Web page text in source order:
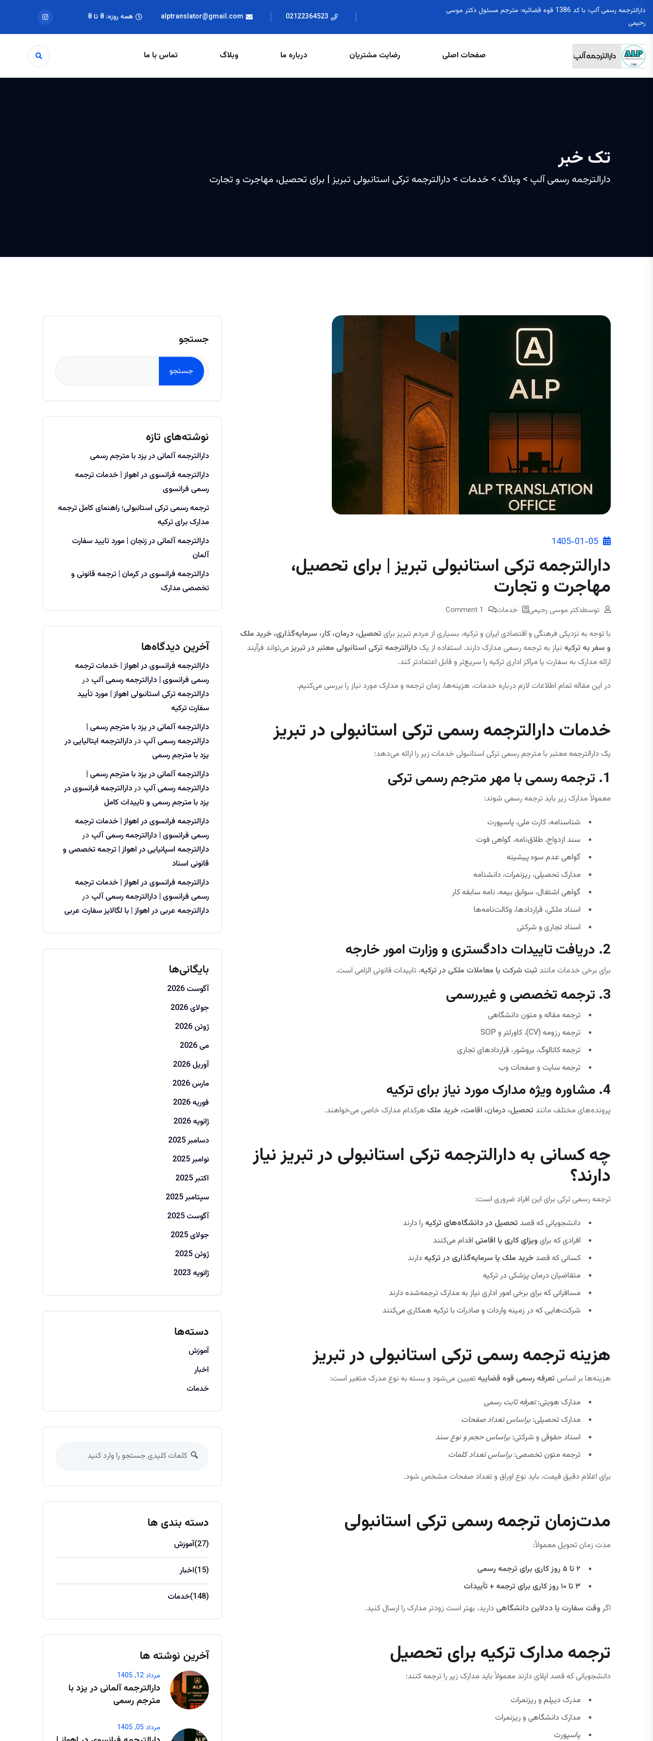
دارالترجمه رسمی آلپ: با کد 1386 قوه قضائیه: مترجم مسئول دکتر موسی
رحیمی
02122364523
alptranslator@gmail.com همه روزه: 8 تا 8
صفحات اصلی رضایت مشتریان درباره ما وبلاگ تماس با ما
تک خبر
دارالترجمه رسمی آلپ > وبلاگ > خدمات > دارالترجمه ترکی استانبولی تبریز | برای تحصیل، مهاجرت و تجارت
1405-01-05
دارالترجمه ترکی استانبولی تبریز | برای تحصیل،
مهاجرت و تجارت
توسطدکتر موسی رحیمی خدمات 1 Comment
با توجه به نزدیکی فرهنگی و اقتصادی ایران و ترکیه، بسیاری از مردم تبریز برای تحصیل، درمان، کار، سرمایه‌گذاری، خرید ملک
و سفر به ترکیه نیاز به ترجمه رسمی مدارک دارند. استفاده از یک دارالترجمه ترکی استانبولی معتبر در تبریزمی‌تواند فرآیند
ارائه مدارک به سفارت یا مراکز اداری ترکیه را سریع‌تر و قابل اعتمادتر کند.
در این مقاله تمام اطلاعات لازم درباره خدمات، هزینه‌ها، زمان ترجمه و مدارک مورد نیاز را بررسی می‌کنیم.
خدمات دارالترجمه رسمی ترکی استانبولی در تبریز
یک دارالترجمه معتبر با مترجم رسمی ترکی استانبولی خدمات زیر را ارائه می‌دهد:
1. ترجمه رسمی با مهر مترجم رسمی ترکی
معمولاً مدارک زیر باید ترجمه رسمی شوند:
شناسنامه، کارت ملی، پاسپورت
سند ازدواج، طلاق‌نامه، گواهی فوت
گواهی عدم سوء پیشینه
مدارک تحصیلی، ریزنمرات، دانشنامه
گواهی اشتغال، سوابق بیمه، نامه سابقه کار
اسناد ملکی، قراردادها، وکالت‌نامه‌ها
اسناد تجاری و شرکتی
2. دریافت تاییدات دادگستری و وزارت امور خارجه
برای برخی خدمات مانند ثبت شرکت یا معاملات ملکی در ترکیه، تاییدات قانونی الزامی است.
3. ترجمه تخصصی و غیررسمی
ترجمه مقاله و متون دانشگاهی
ترجمه رزومه (CV)، کاورلتر و SOP
ترجمه کاتالوگ، بروشور، قراردادهای تجاری
ترجمه سایت و صفحات وب
4. مشاوره ویژه مدارک مورد نیاز برای ترکیه
پرونده‌های مختلف مانند تحصیل، درمان، اقامت، خرید ملک هرکدام مدارک خاصی می‌خواهند.
چه کسانی به دارالترجمه ترکی استانبولی در تبریز نیاز
دارند؟
ترجمه رسمی ترکی برای این افراد ضروری است:
دانشجویانی که قصد تحصیل در دانشگاه‌های ترکیه را دارند
افرادی که برای ویزای کاری یا اقامتی اقدام می‌کنند
کسانی که قصد خرید ملک یا سرمایه‌گذاری در ترکیه دارند
متقاضیان درمان پزشکی در ترکیه
مسافرانی که برای برخی امور اداری نیاز به مدارک ترجمه‌شده دارند
شرکت‌هایی که در زمینه واردات و صادرات با ترکیه همکاری می‌کنند
هزینه ترجمه رسمی ترکی استانبولی در تبریز
هزینه‌ها بر اساس تعرفه رسمی قوه قضاییه تعیین می‌شود و بسته به نوع مدرک متغیر است:
مدارک هویتی:تعرفه ثابت رسمی
مدارک تحصیلی: براساس تعداد صفحات
اسناد حقوقی و شرکتی: براساس حجم و نوع سند
ترجمه متون تخصصی: براساس تعداد کلمات
برای اعلام دقیق قیمت، باید نوع اوراق و تعداد صفحات مشخص شود.
مدت‌زمان ترجمه رسمی ترکی استانبولی
مدت زمان تحویل معمولاً:
۲ تا ۵ روز کاری برای ترجمه رسمی
۳ تا ۱۰ روز کاری برای ترجمه + تأییدات
اگر وقت سفارت یا ددلاین دانشگاهی دارید، بهتر است زودتر مدارک را ارسال کنید.
ترجمه مدارک ترکیه برای تحصیل
دانشجویانی که قصد اپلای دارند معمولاً باید مدارک زیر را ترجمه کنند:
مدرک دیپلم و ریزنمرات
مدارک دانشگاهی و ریزنمرات
پاسپورت
جستجو
جستجو
نوشته‌های تازه
دارالترجمه آلمانی در یزد با مترجم رسمی
دارالترجمه فرانسوی در اهواز | خدمات ترجمه
رسمی فرانسوی
ترجمه رسمی ترکی استانبولی؛ راهنمای کامل ترجمه
مدارک برای ترکیه
دارالترجمه آلمانی در زنجان | مورد تایید سفارت
آلمان
دارالترجمه فرانسوی در کرمان | ترجمه قانونی و
تخصصی مدارک
آخرین دیدگاه‌ها
دارالترجمه فرانسوی در اهواز | خدمات ترجمه
رسمی فرانسوی | دارالترجمه رسمی آلپ در
دارالترجمه ترکی استانبولی اهواز | مورد تأیید
سفارت ترکیه
دارالترجمه آلمانی در یزد با مترجم رسمی |
دارالترجمه رسمی آلپ دردارالترجمه ایتالیایی در
یزد با مترجم رسمی
دارالترجمه آلمانی در یزد با مترجم رسمی |
دارالترجمه رسمی آلپ دردارالترجمه فرانسوی در
یزد با مترجم رسمی و تاییدات کامل
دارالترجمه فرانسوی در اهواز | خدمات ترجمه
رسمی فرانسوی | دارالترجمه رسمی آلپ در
دارالترجمه اسپانیایی در اهواز | ترجمه تخصصی و
قانونی اسناد
دارالترجمه فرانسوی در اهواز | خدمات ترجمه
رسمی فرانسوی | دارالترجمه رسمی آلپ در
دارالترجمه عربی در اهواز | با لگالایز سفارت عربی
بایگانی‌ها
آگوست 2026
جولای 2026
ژوئن 2026
می 2026
آوریل 2026
مارس 2026
فوریه 2026
ژانویه 2026
دسامبر 2025
نوامبر 2025
اکتبر 2025
سپتامبر 2025
آگوست 2025
جولای 2025
ژوئن 2025
ژانویه 2023
دسته‌ها
آموزش
اخبار
خدمات
دسته بندی ها
آموزش (27)
اخبار (15)
خدمات (148)
آخرین نوشته ها
مرداد 12, 1405
دارالترجمه آلمانی در یزد با
مترجم رسمی
مرداد 05, 1405